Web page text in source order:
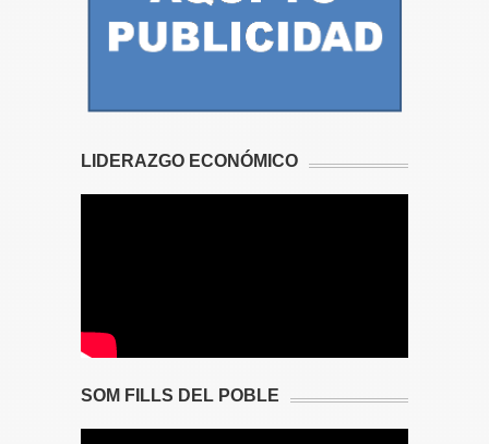
LIDERAZGO ECONÓMICO
SOM FILLS DEL POBLE